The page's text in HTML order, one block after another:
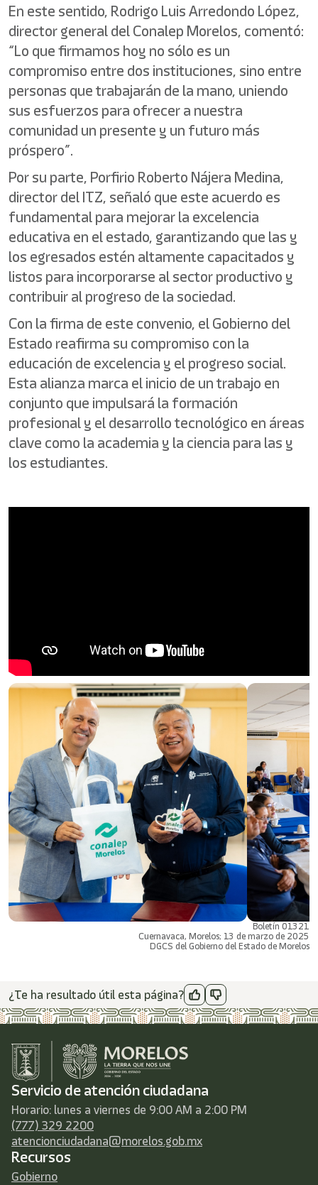
En este sentido, Rodrigo Luis Arredondo López,
director general del Conalep Morelos, comentó:
“Lo que firmamos hoy no sólo es un
compromiso entre dos instituciones, sino entre
personas que trabajarán de la mano, uniendo
sus esfuerzos para ofrecer a nuestra
comunidad un presente y un futuro más
próspero”.
Por su parte, Porfirio Roberto Nájera Medina,
director del ITZ, señaló que este acuerdo es
fundamental para mejorar la excelencia
educativa en el estado, garantizando que las y
los egresados estén altamente capacitados y
listos para incorporarse al sector productivo y
contribuir al progreso de la sociedad.
Con la firma de este convenio, el Gobierno del
Estado reafirma su compromiso con la
educación de excelencia y el progreso social.
Esta alianza marca el inicio de un trabajo en
conjunto que impulsará la formación
profesional y el desarrollo tecnológico en áreas
clave como la academia y la ciencia para las y
los estudiantes.
Boletín 01321
Cuernavaca, Morelos; 13 de marzo de 2025
DGCS del Gobierno del Estado de Morelos
¿Te ha resultado útil esta página?
Servicio de atención ciudadana
Horario: lunes a viernes de 9:00 AM a 2:00 PM
(777) 329 2200
atencionciudadana@morelos.gob.mx
Recursos
Gobierno